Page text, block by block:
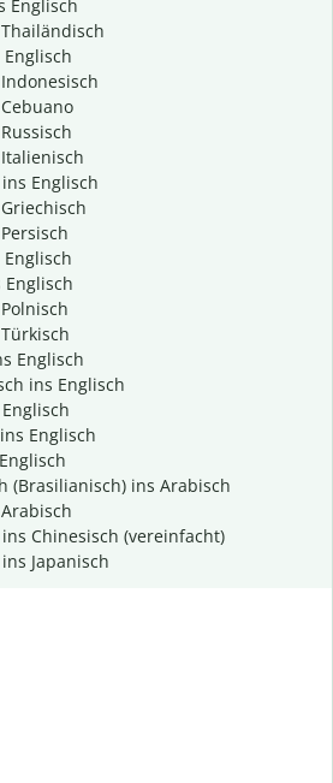
Englisch
Englisch
Englisch
Englisch
ins Englisch
Englisch
(Brasilianisch) ins Arabisch
Chinesisch (vereinfacht)
Japanisch